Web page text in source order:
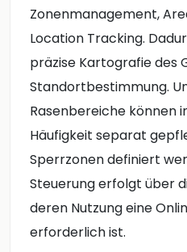
Zonenmanagement,
Location Tracking.
präzise Kartografie des
Standortbestimmung.
Rasenbereiche können
Häufigkeit separat
Sperrzonen definiert
Steuerung erfolgt über
deren Nutzung eine
erforderlich ist.